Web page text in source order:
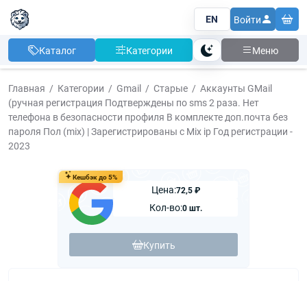
EN Войти
Каталог Категории Тема Меню
Главная Категории Gmail Старые
Аккаунты GMail
(ручная регистрация Подтверждены по sms 2 раза. Нет
телефона в безопасности профиля В комплекте доп.почта без
пароля Пол (mix) | Зарегистрированы с Mix ip Год регистрации -
2023
Кешбэк до 5%
Цена:72,5 ₽
Кол-во:0 шт.
Купить